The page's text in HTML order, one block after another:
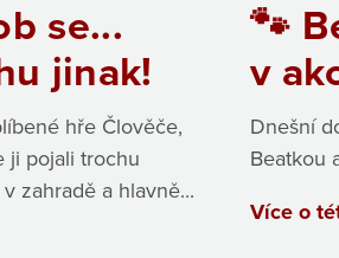
se...
jinak!
hře Člověče,
ji pojali trochu
zahradě a hlavně...
🐾
v
Dnešní
Beatkou
Více o